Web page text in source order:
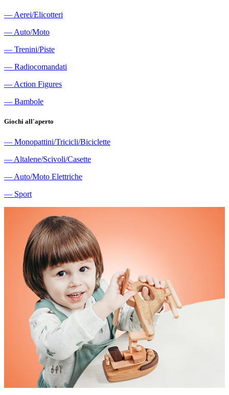
― Aerei/Elicotteri
― Auto/Moto
― Trenini/Piste
― Radiocomandati
― Action Figures
― Bambole
Giochi all'aperto
― Monopattini/Tricicli/Biciclette
― Altalene/Scivoli/Casette
― Auto/Moto Elettriche
― Sport